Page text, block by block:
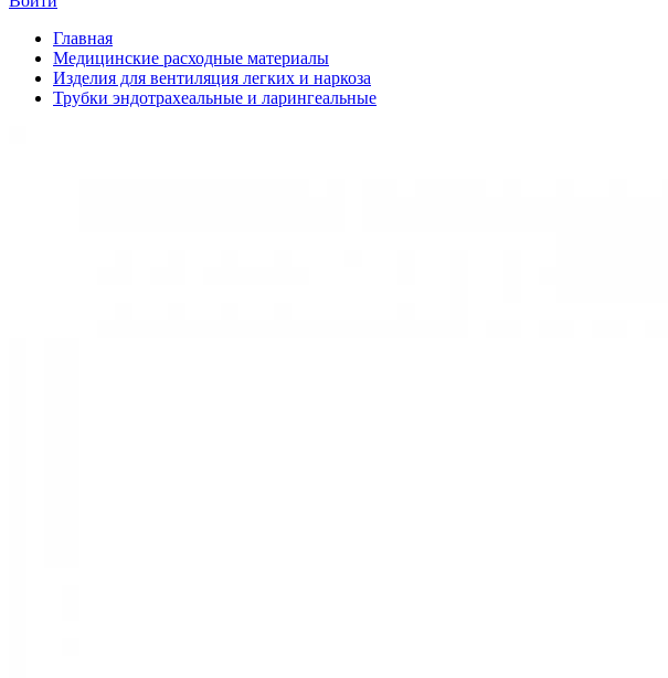
Главная
Медицинские расходные материалы
Изделия для вентиляция легких и наркоза
Трубки эндотрахеальные и ларингеальные